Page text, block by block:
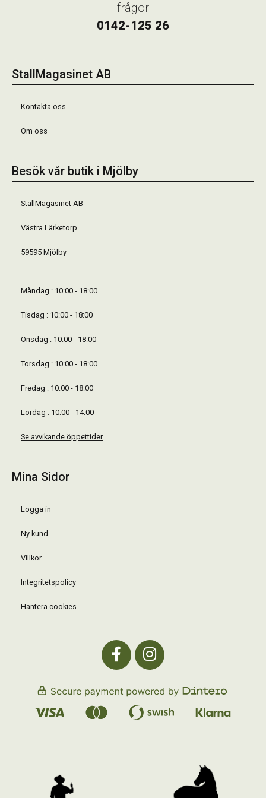
frågor
0142-125 26
StallMagasinet AB
Kontakta oss
Om oss
Besök vår butik i Mjölby
StallMagasinet AB
Västra Lärketorp
59595 Mjölby
Måndag : 10:00 - 18:00
Tisdag : 10:00 - 18:00
Onsdag : 10:00 - 18:00
Torsdag : 10:00 - 18:00
Fredag : 10:00 - 18:00
Lördag : 10:00 - 14:00
Se avvikande öppettider
Mina Sidor
Logga in
Ny kund
Villkor
Integritetspolicy
Hantera cookies